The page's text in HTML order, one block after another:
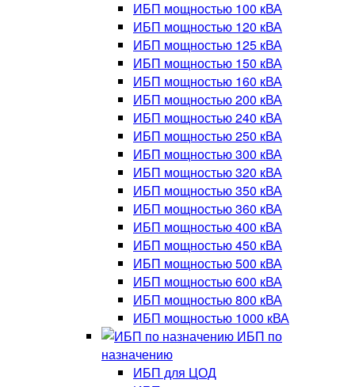
ИБП мощностью 100 кВА
ИБП мощностью 120 кВА
ИБП мощностью 125 кВА
ИБП мощностью 150 кВА
ИБП мощностью 160 кВА
ИБП мощностью 200 кВА
ИБП мощностью 240 кВА
ИБП мощностью 250 кВА
ИБП мощностью 300 кВА
ИБП мощностью 320 кВА
ИБП мощностью 350 кВА
ИБП мощностью 360 кВА
ИБП мощностью 400 кВА
ИБП мощностью 450 кВА
ИБП мощностью 500 кВА
ИБП мощностью 600 кВА
ИБП мощностью 800 кВА
ИБП мощностью 1000 кВА
ИБП по
назначению
ИБП для ЦОД